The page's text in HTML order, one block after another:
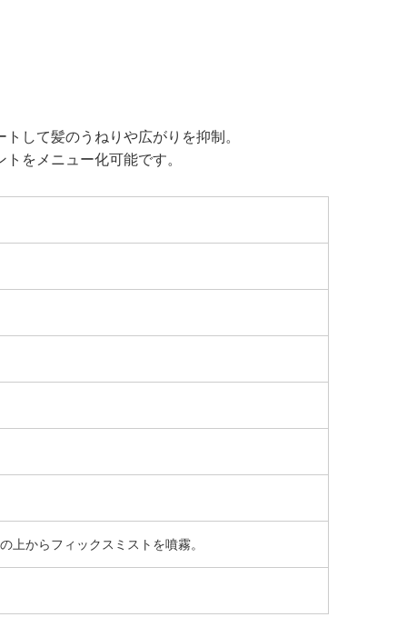
して髪のうねりや広がりを抑制。
をメニュー化可能です。
上からフィックスミストを噴霧。